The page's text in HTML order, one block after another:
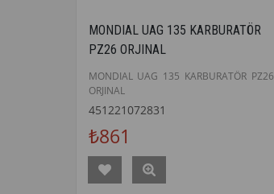
MONDIAL UAG 135 KARBURATÖR
PZ26 ORJINAL
MONDIAL UAG 135 KARBURATÖR PZ26
ORJINAL
451221072831
₺861